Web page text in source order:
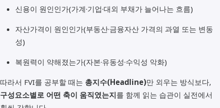
신용이 원인인가(가계·기업·대외 부채가 늘어나는 흐름)
자산가격이 원인인가(부동산·금융자산 가격의 과열 또는 변동
성)
복원력이 약해졌는가(자본·유동성·수익성 악화)
따라서 FVI를 공부할 때는 총지수(Headline)만 외우는 방식보다,
구성요소별로 어떤 축이 움직였는지를 함께 읽는 습관이 실전에서